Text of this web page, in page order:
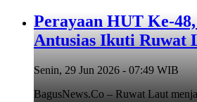
Perayaan HUT Ke-
Antusias Ikuti Ruwat
Senin, 29 Jun 2026 - 07:49 WIB
BagusNews.Co – Ruwat Laut